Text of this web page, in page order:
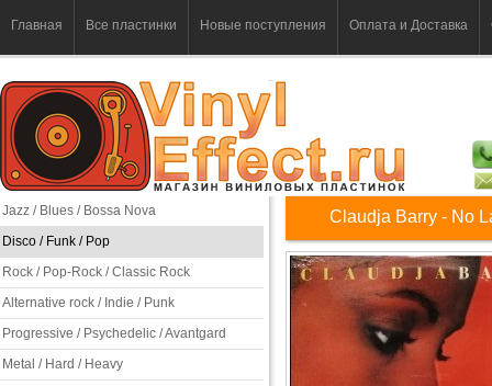
Главная Все пластинки Новые поступления Оплата и Доставка
Jazz / Blues / Bossa Nova
Disco / Funk / Pop
Rock / Pop-Rock / Classic Rock
Alternative rock / Indie / Punk
Progressive / Psychedelic / Avantgard
Metal / Hard / Heavy
Claudja Barry - No